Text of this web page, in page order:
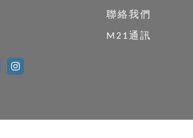
聯絡我們
M21通訊